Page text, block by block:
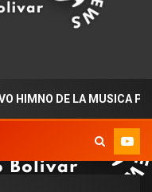
DE LA MUSICA